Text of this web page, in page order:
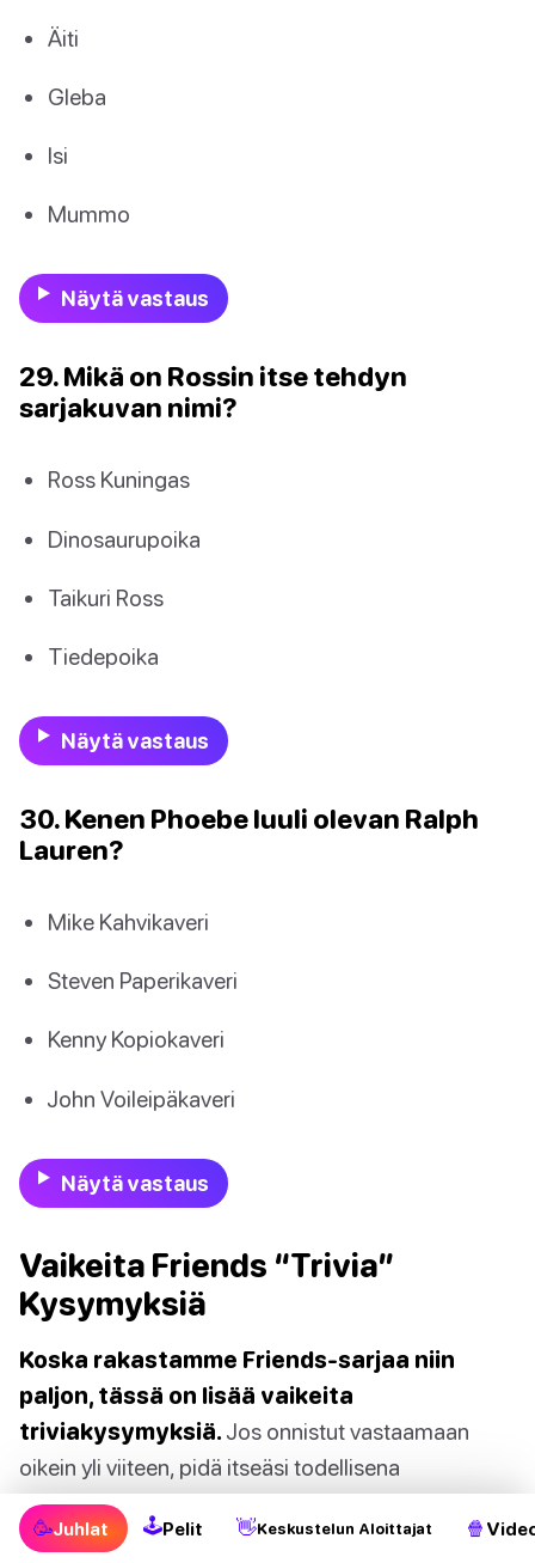
Äiti
Gleba
Isi
Mummo
Näytä vastaus
29. Mikä on Rossin itse tehdyn
sarjakuvan nimi?
Ross Kuningas
Dinosaurupoika
Taikuri Ross
Tiedepoika
Näytä vastaus
30. Kenen Phoebe luuli olevan Ralph
Lauren?
Mike Kahvikaveri
Steven Paperikaveri
Kenny Kopiokaveri
John Voileipäkaveri
Näytä vastaus
Vaikeita Friends “Trivia”
Kysymyksiä
Koska rakastamme Friends-sarjaa niin
paljon, tässä on lisää vaikeita
triviakysymyksiä. Jos onnistut vastaamaan
oikein yli viiteen, pidä itseäsi todellisena
asiantuntijana! Ja jos et, no… pidä vain hauskaa ja
opi uusia asioita suosikkisarjastasi.
🥳Juhlat 🕹Pelit 👋Keskustelun Aloittajat 🍿